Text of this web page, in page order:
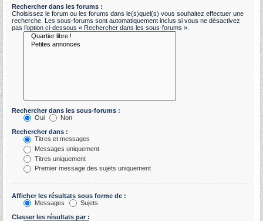
Rechercher dans les forums :
Choisissez le forum ou les forums dans le(s)quel(s) vous souhaitez effectuer une
recherche. Les sous-forums sont automatiquement inclus si vous ne désactivez
pas l’option ci-dessous « Rechercher dans les sous-forums ».
Rechercher dans les sous-forums :
Oui
Non
Rechercher dans :
Titres et messages
Messages uniquement
Titres uniquement
Premier message des sujets uniquement
Afficher les résultats sous forme de :
Messages
Sujets
Classer les résultats par :